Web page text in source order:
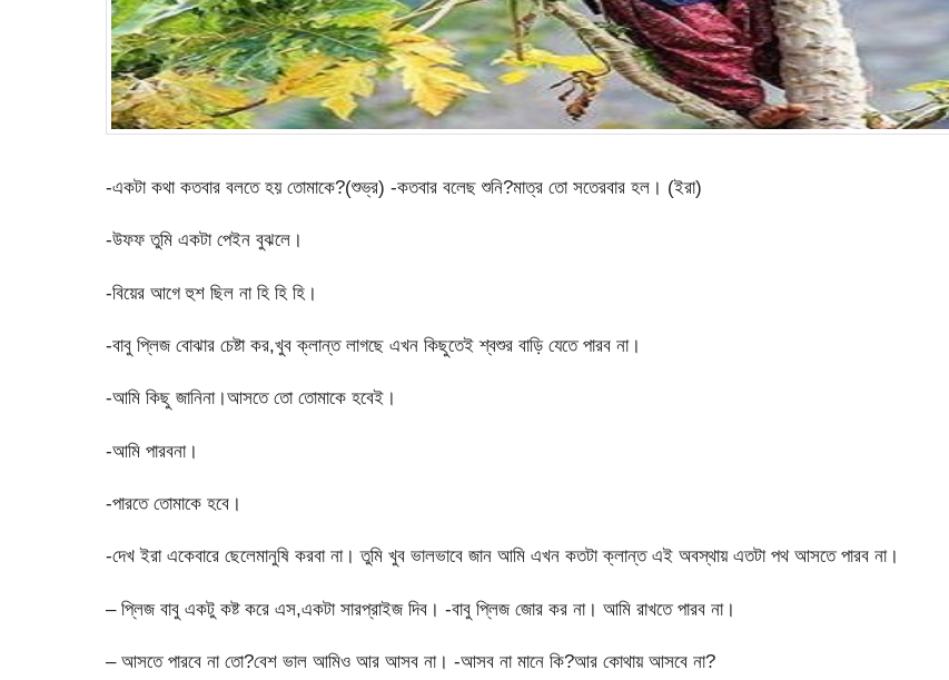
-একটা কথা কতবার বলতে হয় তোমাকে?(শুভ্র) -কতবার বলেছ শুনি?মাত্র তো সতেরবার হল। (ইরা)
-উফফ তুমি একটা পেইন বুঝলে।
-বিয়ের আগে হুশ ছিল না হি হি হি।
-বাবু প্লিজ বোঝার চেষ্টা কর,খুব ক্লান্ত লাগছে এখন কিছুতেই শ্বশুর বাড়ি যেতে পারব না।
-আমি কিছু জানিনা।আসতে তো তোমাকে হবেই।
-আমি পারবনা।
-পারতে তোমাকে হবে।
-দেখ ইরা একেবারে ছেলেমানুষি করবা না। তুমি খুব ভালভাবে জান আমি এখন কতটা ক্লান্ত এই অবস্থায় এতটা পথ আসতে পারব না।
– প্লিজ বাবু একটু কষ্ট করে এস,একটা সারপ্রাইজ দিব। -বাবু প্লিজ জোর কর না। আমি রাখতে পারব না।
– আসতে পারবে না তো?বেশ ভাল আমিও আর আসব না। -আসব না মানে কি?আর কোথায় আসবে না?